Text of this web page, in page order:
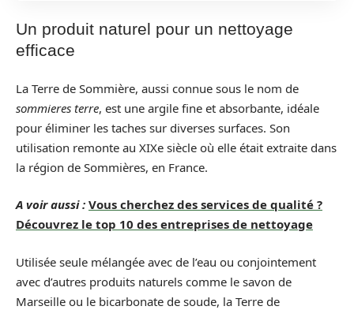
Un produit naturel pour un nettoyage
efficace
La Terre de Sommière, aussi connue sous le nom de
sommieres terre, est une argile fine et absorbante, idéale
pour éliminer les taches sur diverses surfaces. Son
utilisation remonte au XIXe siècle où elle était extraite dans
la région de Sommières, en France.
A voir aussi : Vous cherchez des services de qualité ?
Découvrez le top 10 des entreprises de nettoyage
Utilisée seule mélangée avec de l’eau ou conjointement
avec d’autres produits naturels comme le savon de
Marseille ou le bicarbonate de soude, la Terre de